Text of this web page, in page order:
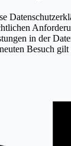
in der
Besuch gilt